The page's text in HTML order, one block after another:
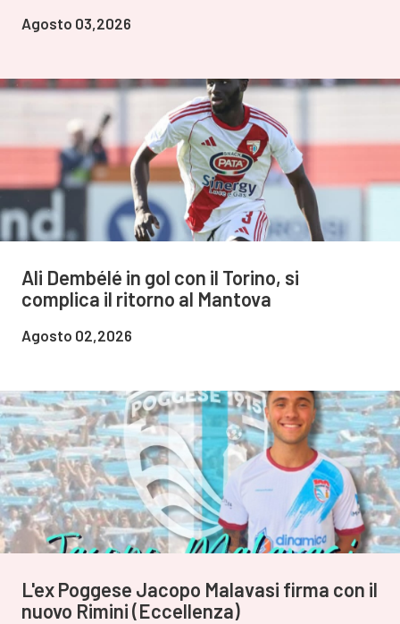
Agosto 03,2026
Ali Dembélé in gol con il Torino, si
complica il ritorno al Mantova
Agosto 02,2026
L'ex Poggese Jacopo Malavasi firma con il
nuovo Rimini (Eccellenza)